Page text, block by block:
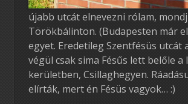
újabb utcát elnevezni rólam,
Törökbálinton. (Budapesten már
egyet. Eredetileg Szentfésüs utcát
végül csak sima Fésűs lett belőle a
kerületben, Csillaghegyen.
elírták, mert én Fésüs vagyok… :)